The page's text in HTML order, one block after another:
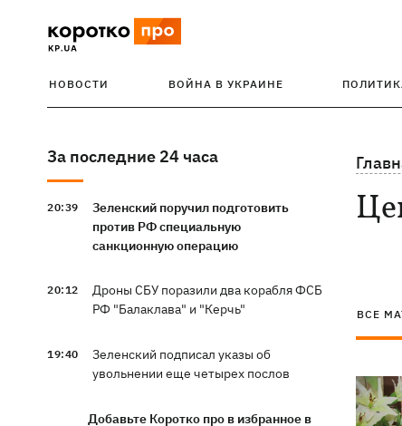
НОВОСТИ ВОЙНА В УКРАИНЕ
За последние 24 часа
20:39
Зеленский поручил подготовить
против РФ специальную
санкционную операцию
20:12
Дроны СБУ поразили два корабля ФСБ
РФ "Балаклава" и "Керчь"
19:40
Зеленский подписал указы об
увольнении еще четырех послов
Добавьте Коротко про в избранное в
ВСЕ